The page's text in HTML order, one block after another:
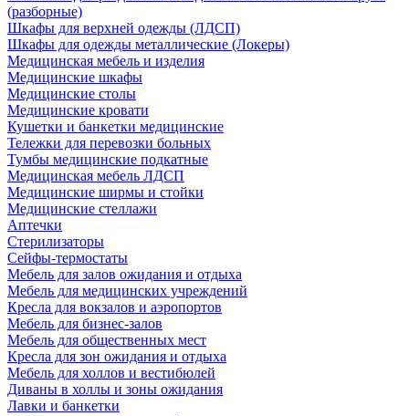
(разборные)
Шкафы для верхней одежды (ЛДСП)
Шкафы для одежды металлические (Локеры)
Медицинская мебель и изделия
Медицинские шкафы
Медицинские столы
Медицинские кровати
Кушетки и банкетки медицинские
Тележки для перевозки больных
Тумбы медицинские подкатные
Медицинская мебель ЛДСП
Медицинские ширмы и стойки
Медицинские стеллажи
Аптечки
Стерилизаторы
Сейфы-термостаты
Мебель для залов ожидания и отдыха
Мебель для медицинских учреждений
Кресла для вокзалов и аэропортов
Мебель для бизнес-залов
Мебель для общественных мест
Кресла для зон ожидания и отдыха
Мебель для холлов и вестибюлей
Диваны в холлы и зоны ожидания
Лавки и банкетки